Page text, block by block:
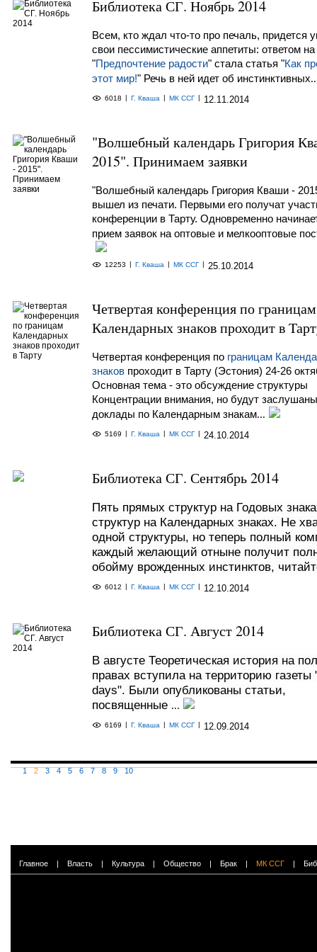
Библиотека СГ. Ноябрь 2014
Всем, кто ждал что-то про печаль, придется
свои пессимистические аппетиты: ответом на
"Предпочтение радости" стала статья "Как
этот мир!" Речь в ней идет об инстинктивных
6018 | Г. Кваша | МК ССГ | 12.11.2014
"Волшебный календарь Григория
2015". Принимаем заявки
"Волшебный календарь Григория Кваши -
вышел из печати. Первыми его получат
конференции в Тарту. Одновременно
прием заявок на оптовые и мелкооптовые
12253 | Г. Кваша | МК ССГ | 25.10.2014
Четвертая конференция по границам
Календарных знаков проходит в
Четвертая конференция по границам
знаков проходит в Тарту (Эстония) 24-26
Основная тема - это обсуждение структуры
Концентрации внимания, но будут
доклады по Календарным знакам...
5169 | Г. Кваша | МК ССГ | 24.10.2014
Библиотека СГ. Сентябрь 2014
Пять прямых структур на Годовых
структур на Календарных знаках. Не
одной структуры, но теперь полный
каждый желающий отныне получит
обойму врожденных инстинктов,
6012 | Г. Кваша | МК ССГ | 12.10.2014
Библиотека СГ. Август 2014
В августе Теоретическая история на
правах вступила на территорию газеты
days". Были опубликованы статьи,
посвященные ...
6169 | Г. Кваша | МК ССГ | 12.09.2014
1 2 3 4 5 6 7 8 9 10
Главное | Власть | Культура | Общество | Брак | МК ССГ |